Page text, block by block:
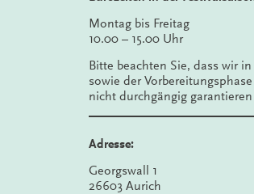
Montag bis Freitag
10.00 – 15.00 Uhr
Bitte beachten Sie, dass wir
sowie der
nicht durchgängig
Adresse:
Georgswall 1
26603 Aurich